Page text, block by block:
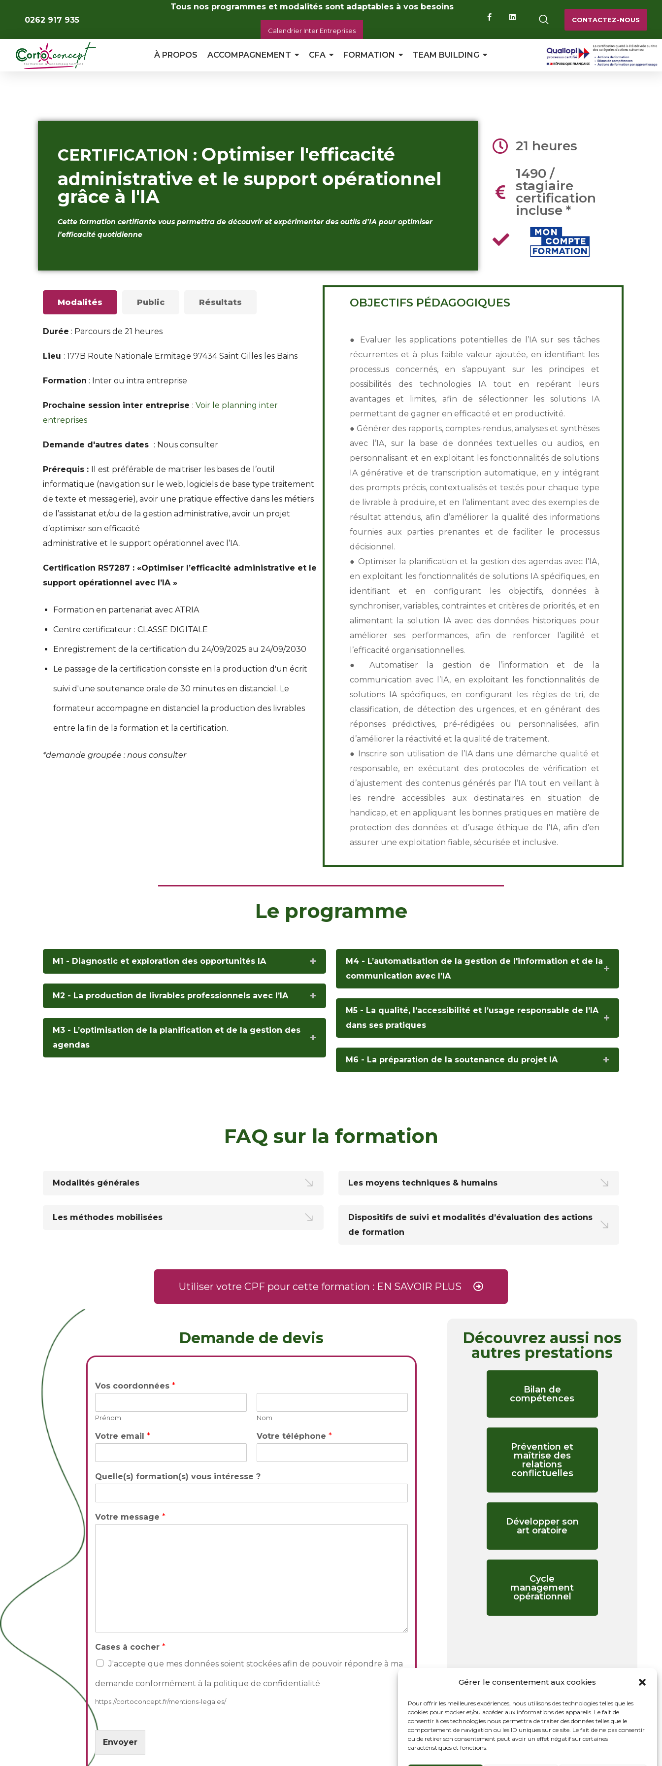
Gérer le consentement aux cookies
Pour offrir les meilleures expériences, nous utilisons des technologies telles que les
cookies pour stocker et/ou accéder aux informations des appareils. Le fait de
consentir à ces technologies nous permettra de traiter des données telles que le
comportement de navigation ou les ID uniques sur ce site. Le fait de ne pas consentir
ou de retirer son consentement peut avoir un effet négatif sur certaines
caractéristiques et fonctions.
0262 917 935
Tous nos programmes et modalités sont adaptables à vos besoins
Calendrier Inter Entreprises
CONTACTEZ-NOUS
À PROPOS ACCOMPAGNEMENT CFA FORMATION TEAM BUILDING
CERTIFICATION : Optimiser l'efficacité
administrative et le support opérationnel
grâce à l'IA
Cette formation certifiante vous permettra de découvrir et expérimenter des outils d’IA pour optimiser
l’efficacité quotidienne
21 heures
1490 /
stagiaire
certification
incluse *
Modalités Public Résultats
Durée : Parcours de 21 heures
Lieu : 177B Route Nationale Ermitage 97434 Saint Gilles les Bains
Formation : Inter ou intra entreprise
Prochaine session inter entreprise : Voir le planning inter
entreprises
Demande d'autres dates : Nous consulter
Prérequis : Il est préférable de maitriser les bases de l’outil
informatique (navigation sur le web, logiciels de base type traitement
de texte et messagerie), avoir une pratique effective dans les métiers
de l’assistanat et/ou de la gestion administrative, avoir un projet
d’optimiser son efficacité
administrative et le support opérationnel avec l’IA.
Certification RS7287 : «Optimiser l’efficacité administrative et le
support opérationnel avec l’IA»
Formation en partenariat avec ATRIA
Centre certificateur : CLASSE DIGITALE
Enregistrement de la certification du 24/09/2025 au 24/09/2030
Le passage de la certification consiste en la production d'un écrit
suivi d'une soutenance orale de 30 minutes en distanciel. Le
formateur accompagne en distanciel la production des livrables
entre la fin de la formation et la certification.
*demande groupée : nous consulter
OBJECTIFS PÉDAGOGIQUES
● Evaluer les applications potentielles de l’IA sur ses tâches
récurrentes et à plus faible valeur ajoutée, en identifiant les
processus concernés, en s’appuyant sur les principes et
possibilités des technologies IA tout en repérant leurs
avantages et limites, afin de sélectionner les solutions IA
permettant de gagner en efficacité et en productivité.
● Générer des rapports, comptes-rendus, analyses et synthèses
avec l’IA, sur la base de données textuelles ou audios, en
personnalisant et en exploitant les fonctionnalités de solutions
IA générative et de transcription automatique, en y intégrant
des prompts précis, contextualisés et testés pour chaque type
de livrable à produire, et en l’alimentant avec des exemples de
résultat attendus, afin d’améliorer la qualité des informations
fournies aux parties prenantes et de faciliter le processus
décisionnel.
● Optimiser la planification et la gestion des agendas avec l’IA,
en exploitant les fonctionnalités de solutions IA spécifiques, en
identifiant et en configurant les objectifs, données à
synchroniser, variables, contraintes et critères de priorités, et en
alimentant la solution IA avec des données historiques pour
améliorer ses performances, afin de renforcer l’agilité et
l’efficacité organisationnelles.
● Automatiser la gestion de l’information et de la
communication avec l’IA, en exploitant les fonctionnalités de
solutions IA spécifiques, en configurant les règles de tri, de
classification, de détection des urgences, et en générant des
réponses prédictives, pré-rédigées ou personnalisées, afin
d’améliorer la réactivité et la qualité de traitement.
● Inscrire son utilisation de l’IA dans une démarche qualité et
responsable, en exécutant des protocoles de vérification et
d’ajustement des contenus générés par l’IA tout en veillant à
les rendre accessibles aux destinataires en situation de
handicap, et en appliquant les bonnes pratiques en matière de
protection des données et d’usage éthique de l’IA, afin d’en
assurer une exploitation fiable, sécurisée et inclusive.
Le programme
M1 - Diagnostic et exploration des opportunités IA
M2 - La production de livrables professionnels avec l’IA
M3 - L’optimisation de la planification et de la gestion des
agendas
M4 - L’automatisation de la gestion de l'information et de la
communication avec l’IA
M5 - La qualité, l’accessibilité et l’usage responsable de l’IA
dans ses pratiques
M6 - La préparation de la soutenance du projet IA
FAQ sur la formation
Modalités générales
Les méthodes mobilisées
Les moyens techniques & humains
Dispositifs de suivi et modalités d’évaluation des actions
de formation
Utiliser votre CPF pour cette formation : EN SAVOIR PLUS
Demande de devis
Vos coordonnées *
Prénom Nom
Votre email * Votre téléphone *
Quelle(s) formation(s) vous intéresse ?
Votre message *
Cases à cocher *
J'accepte que mes données soient stockées afin de pouvoir répondre à ma
demande conformément à la politique de confidentialité
https://cortoconcept.fr/mentions-legales/
Envoyer
Découvrez aussi nos
autres prestations
Bilan de
compétences
Prévention et
maîtrise des
relations
conflictuelles
Développer son
art oratoire
Cycle
management
opérationnel